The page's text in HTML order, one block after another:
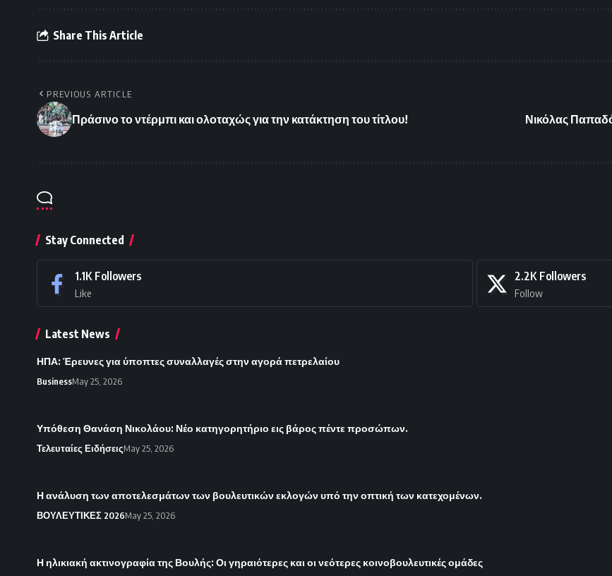
Share This Article
PREVIOUS ARTICLE
Πράσινο το ντέρμπι και ολοταχώς για την κατάκτηση του τίτλου! Νικόλας
Stay Connected
1.1K Followers
Like
2.2K Followers
Follow
Latest News
ΗΠΑ: Έρευνες για ύποπτες συναλλαγές στην αγορά πετρελαίου
BusinessMay 25, 2026
Υπόθεση Θανάση Νικολάου: Νέο κατηγορητήριο εις βάρος πέντε προσώπων.
Τελευταίες ΕιδήσειςMay 25, 2026
Η ανάλυση των αποτελεσμάτων των βουλευτικών εκλογών υπό την οπτική των κατεχομένων.
ΒΟΥΛΕΥΤΙΚΕΣ 2026May 25, 2026
Η ηλικιακή ακτινογραφία της Βουλής: Οι γηραιότερες και οι νεότερες κοινοβουλευτικές ομάδες